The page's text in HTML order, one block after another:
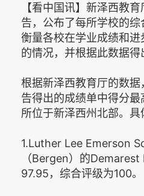
【看中国讯】新泽西教
告，公布了每所学校的
衡量各校在学业成绩和
的情况，并根据此数据得
根据新泽西教育厅的数
告得出的成绩单中得分
所位于新泽西州北部。具
1.Luther Lee Emerson
（Bergen）的
97.95，综合评级为100。